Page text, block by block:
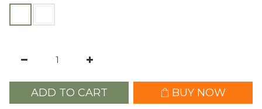
ADD TO CART BUY NOW